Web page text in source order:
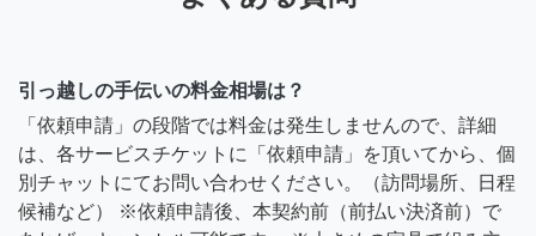
引っ越しの手伝いの料金相場は？
「依頼申請」の段階では料金は発生しませんので、詳細
は、各サービスチケットに「依頼申請」を頂いてから、個
別チャットにてお問い合わせください。（訪問場所、日程
候補など） ※依頼申請後、本契約前（前払い決済前）で